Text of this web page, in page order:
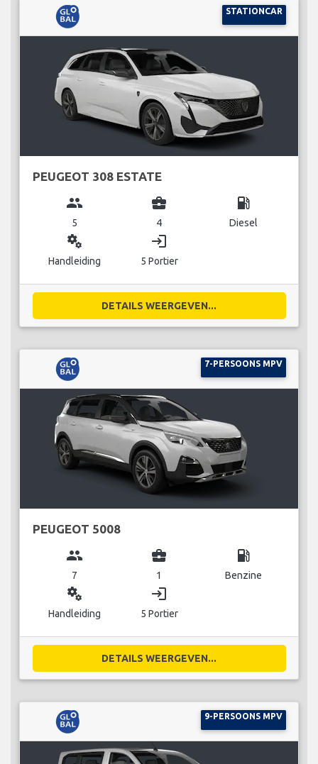
STATIONCAR
PEUGEOT 308 ESTATE
group
5
business_center
4
local_gas_station
Diesel
miscellaneous_services
Handleiding
login
5 Portier
DETAILS WEERGEVEN...
7-PERSOONS MPV
PEUGEOT 5008
group
7
business_center
1
local_gas_station
Benzine
miscellaneous_services
Handleiding
login
5 Portier
DETAILS WEERGEVEN...
9-PERSOONS MPV